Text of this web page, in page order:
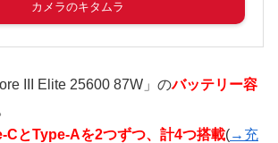
カメラのキタムラ
III Elite 25600 87W」のバッテリー容
CとType-Aを2つずつ、計4つ搭載(→充